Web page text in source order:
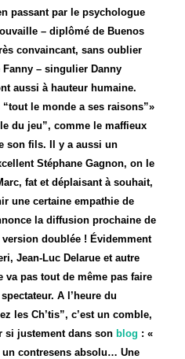
passant par le psychologue
– diplômé de Buenos
convaincant, sans oublier
– singulier Danny
aussi à hauteur humaine.
le monde a ses raisons”»
du jeu”, comme le maffieux
son fils. Il y a aussi un
Stéphane Gagnon, on le
fat et déplaisant à souhait,
une certaine empathie de
la diffusion prochaine de
doublée ! Évidemment
Jean-Luc Delarue et autre
va pas tout de même pas faire
A l’heure du
les Ch’tis”, c’est un comble,
si justement dans son blog : «
un contresens absolu… Une